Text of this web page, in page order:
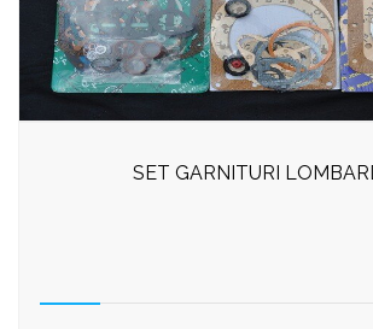
SET GARNITURI